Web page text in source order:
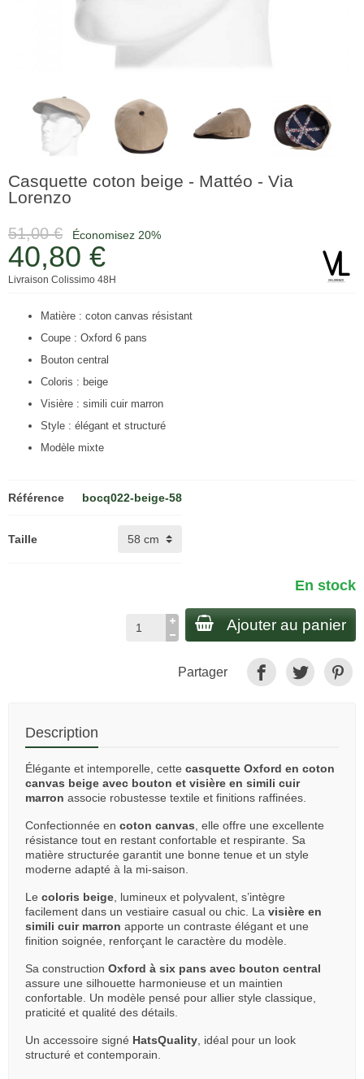
Casquette coton beige - Mattéo - Via
Lorenzo
51,00 € Économisez 20%
40,80 €
Livraison Colissimo 48H
Matière : coton canvas résistant
Coupe : Oxford 6 pans
Bouton central
Coloris : beige
Visière : simili cuir marron
Style : élégant et structuré
Modèle mixte
Référence bocq022-beige-58
Taille
En stock
Ajouter au panier
Partager
Description
Élégante et intemporelle, cette casquette Oxford en coton
canvas beige avec bouton et visière en simili cuir
marron associe robustesse textile et finitions raffinées.
Confectionnée en coton canvas, elle offre une excellente
résistance tout en restant confortable et respirante. Sa
matière structurée garantit une bonne tenue et un style
moderne adapté à la mi-saison.
Le coloris beige, lumineux et polyvalent, s’intègre
facilement dans un vestiaire casual ou chic. La visière en
simili cuir marron apporte un contraste élégant et une
finition soignée, renforçant le caractère du modèle.
Sa construction Oxford à six pans avec bouton central
assure une silhouette harmonieuse et un maintien
confortable. Un modèle pensé pour allier style classique,
praticité et qualité des détails.
Un accessoire signé HatsQuality, idéal pour un look
structuré et contemporain.